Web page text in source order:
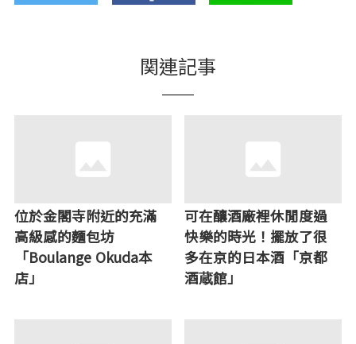
関連記事
位於金閣寺附近的充滿
高級感的麵包坊
「Boulange Okuda本
店」
可在釀酒廠裡休閒度過
快樂的時光！擺放了很
多在京的日本酒「京都
酒蔵館」